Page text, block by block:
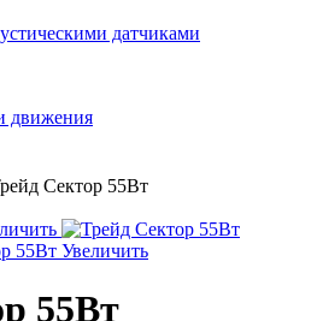
датчиками
движения
Увеличить
55Вт